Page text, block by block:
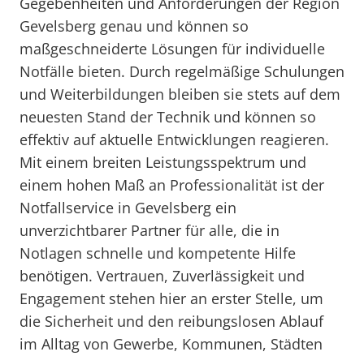
Gevelsberg genau und können so
maßgeschneiderte Lösungen für individuelle
Notfälle bieten. Durch regelmäßige Schulungen
und Weiterbildungen bleiben sie stets auf dem
neuesten Stand der Technik und können so
effektiv auf aktuelle Entwicklungen reagieren.
Mit einem breiten Leistungsspektrum und
einem hohen Maß an Professionalität ist der
Notfallservice in Gevelsberg ein
unverzichtbarer Partner für alle, die in
Notlagen schnelle und kompetente Hilfe
benötigen. Vertrauen, Zuverlässigkeit und
Engagement stehen hier an erster Stelle, um
die Sicherheit und den reibungslosen Ablauf
im Alltag von Gewerbe, Kommunen, Städten